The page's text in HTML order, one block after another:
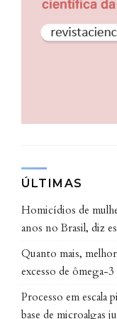
indígena no
sugerido aplica
pequeno na
urbanos e estão
Como resultado, a
“apagamento da
acabam
complexas. No
realidade espacial
nas comunidades
candidatos
entornos, nas
ÚLTIMAS
Homicídios de
anos no Brasil, diz
Quanto mais,
excesso de ômega-3
Processo em escala
base de microalgas